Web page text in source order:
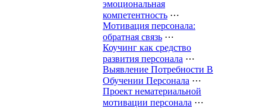
эмоциональная
компетентность ⋯
Мотивация персонала:
обратная связь ⋯
Коучинг как средство
развития персонала ⋯
Выявление Потребности В
Обучении Персонала ⋯
Проект нематериальной
мотивации персонала ⋯